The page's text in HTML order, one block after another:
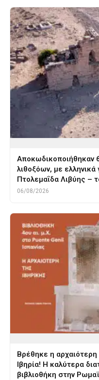
Αποκωδικοποιήθηκαν
λιθοξόων, με
Πτολεμαΐδα Λιβύης –
06/08/2026
Βρέθηκε η
Ιβηρία! Η καλύτερα
βιβλιοθήκη στην